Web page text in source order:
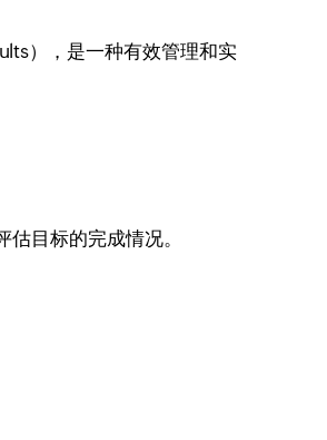
），是一种有效管理和实
目标的完成情况。